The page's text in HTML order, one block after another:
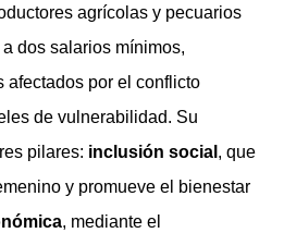
agrícolas y pecuarios
dos salarios mínimos,
afectados por el conflicto
de vulnerabilidad. Su
pilares: inclusión social , que
y promueve el bienestar
, mediante el